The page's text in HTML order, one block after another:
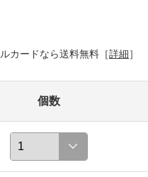
カードなら送料無料［詳細 ］
個数